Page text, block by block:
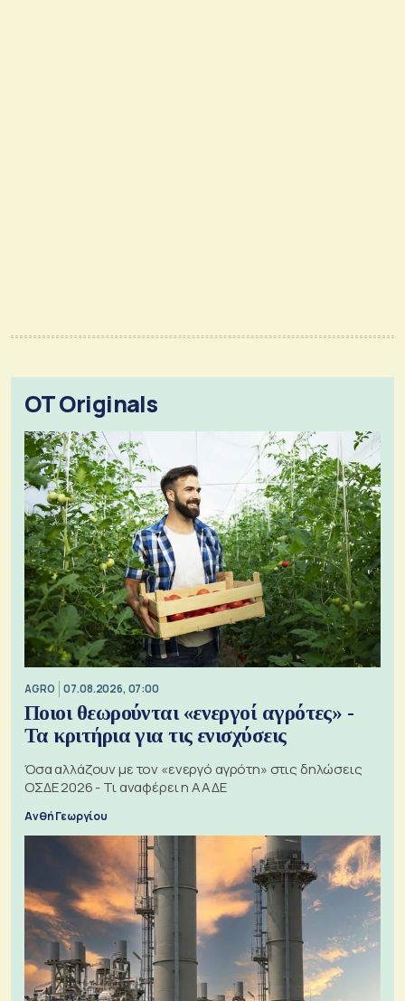
OT Originals
AGRO 07.08.2026, 07:00
Ποιοι θεωρούνται «ενεργοί αγρότες» -
Τα κριτήρια για τις ενισχύσεις
Όσα αλλάζουν με τον «ενεργό αγρότη» στις δηλώσεις
ΟΣΔΕ 2026 - Τι αναφέρει η ΑΑΔΕ
Ανθή Γεωργίου